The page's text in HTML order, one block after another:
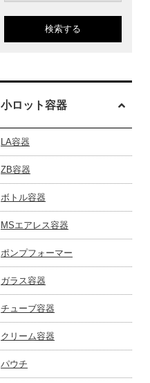
検索する
小ロット容器
LA容器
ZB容器
ボトル容器
MSエアレス容器
ポンプフォーマー
ガラス容器
チューブ容器
クリーム容器
パウチ